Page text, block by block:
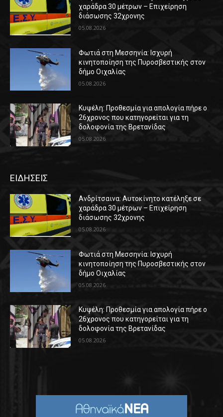
χαράδρα 30 μέτρων – Επιχείρηση
διάσωσης 32χρονης
05.08.2026
Φωτιά στη Μεσσηνία: Ισχυρή
κινητοποίηση της Πυροσβεστικής στον
δήμο Οιχαλίας
05.08.2026
Κυψέλη: Προθεσμία για απολογία πήρε ο
26χρονος που κατηγορείται για τη
δολοφονία της Βρετανίδας
05.08.2026
ΕΙΔΗΣΕΙΣ
Ανδρίτσαινα: Αυτοκίνητο κατέληξε σε
χαράδρα 30 μέτρων – Επιχείρηση
διάσωσης 32χρονης
05.08.2026
Φωτιά στη Μεσσηνία: Ισχυρή
κινητοποίηση της Πυροσβεστικής στον
δήμο Οιχαλίας
05.08.2026
Κυψέλη: Προθεσμία για απολογία πήρε ο
26χρονος που κατηγορείται για τη
δολοφονία της Βρετανίδας
05.08.2026